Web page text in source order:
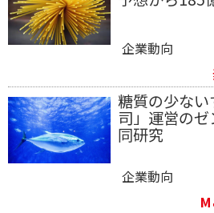
企業動向
糖質の少な
司」運営の
同研究
企業動向